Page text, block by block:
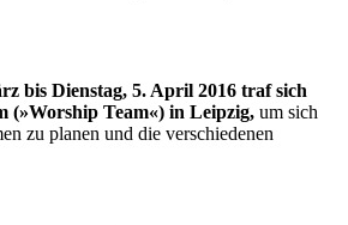
bis Dienstag, 5. April 2016 traf sich
(»Worship Team«) in Leipzig, um sich
zu planen und die verschiedenen